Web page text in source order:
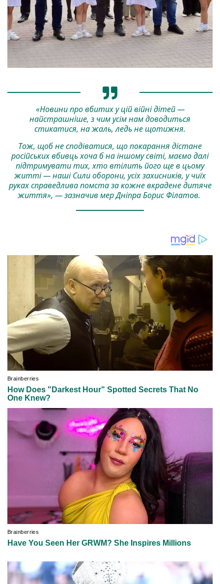
«Новини про вбитих у цій війні дітей —
найстрашніше, з чим усім нам доводиться
стикатися, на жаль, ледь не щотижня.
Тож, щоб не сподіватися, що покарання дістане
російських вбивць хоча б на іншому світі, маємо далі
підтримувати тих, хто втілить його ще в цьому
житті — наші Сили оборони, усіх захисників, у чиїх
руках справедлива помста за кожне вкрадене дитяче
життя», — зазначив мер Дніпра Борис Філатов.